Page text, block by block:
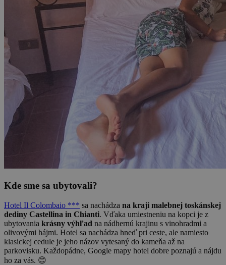
Kde sme sa ubytovali?
Hotel Il Colombaio *** sa nachádza na kraji malebnej toskánskej
dediny Castellina in Chianti. Vďaka umiestneniu na kopci je z
ubytovania krásny výhľad na nádhernú krajinu s vinohradmi a
olivovými hájmi. Hotel sa nachádza hneď pri ceste, ale namiesto
klasickej cedule je jeho názov vytesaný do kameňa až na
parkovisku. Každopádne, Google mapy hotel dobre poznajú a nájdu
ho za vás. 😊